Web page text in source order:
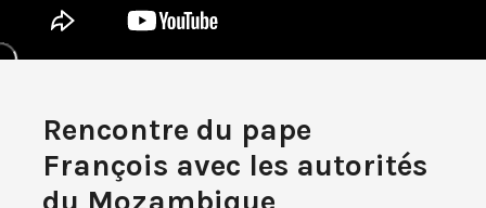
Rencontre du pape
François avec les autorités